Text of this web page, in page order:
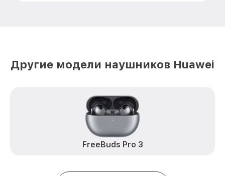
Другие модели наушников Huawei
FreeBuds Pro 3